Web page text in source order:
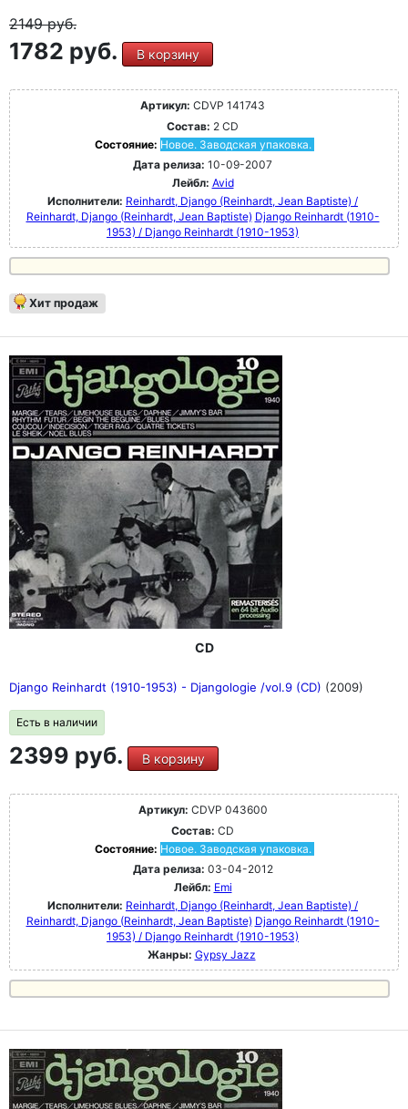
2149руб.
1782 руб. В корзину
Артикул: CDVP 141743
Состав: 2 CD
Состояние: Новое. Заводская упаковка.
Дата релиза: 10-09-2007
Лейбл: Avid
Исполнители: Reinhardt, Django (Reinhardt, Jean Baptiste) /
Reinhardt, Django (Reinhardt, Jean Baptiste) Django Reinhardt (1910-
1953) / Django Reinhardt (1910-1953)
Хит продаж
CD
Django Reinhardt (1910-1953) - Djangologie /vol.9 (CD) (2009)
Есть в наличии
2399 руб. В корзину
Артикул: CDVP 043600
Состав: CD
Состояние: Новое. Заводская упаковка.
Дата релиза: 03-04-2012
Лейбл: Emi
Исполнители: Reinhardt, Django (Reinhardt, Jean Baptiste) /
Reinhardt, Django (Reinhardt, Jean Baptiste) Django Reinhardt (1910-
1953) / Django Reinhardt (1910-1953)
Жанры: Gypsy Jazz